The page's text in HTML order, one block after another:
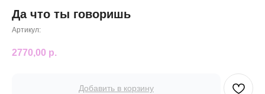
Да что ты говоришь
Артикул:
2770,00 р.
Добавить в корзину